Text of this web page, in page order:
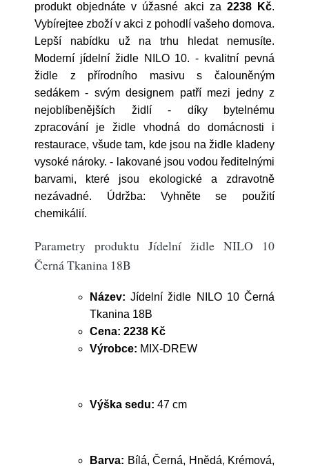
produkt objednáte v úžasné akci za 2238 Kč.
Vybírejtee zboží v akci z pohodlí vašeho domova.
Lepší nabídku už na trhu hledat nemusíte.
Moderní jídelní židle NILO 10. - kvalitní pevná
židle z přírodního masivu s čalouněným
sedákem - svým designem patří mezi jedny z
nejoblíbenějších židlí - díky bytelnému
zpracování je židle vhodná do domácnosti i
restaurace, všude tam, kde jsou na židle kladeny
vysoké nároky. - lakované jsou vodou ředitelnými
barvami, které jsou ekologické a zdravotně
nezávadné. Údržba: Vyhněte se použití
chemikálií.
Parametry produktu Jídelní židle NILO 10
Černá Tkanina 18B
Název: Jídelní židle NILO 10 Černá
Tkanina 18B
Cena: 2238 Kč
Výrobce: MIX-DREW
Výška sedu: 47 cm
Barva: Bílá, Černá, Hnědá, Krémová,